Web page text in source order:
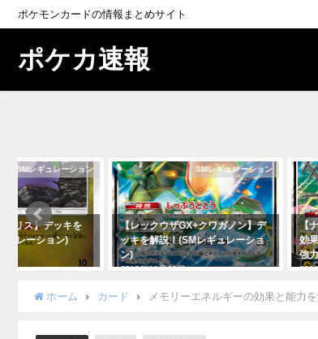
ポケモンカードの情報まとめサイト
ポケカ速報
SMレギュレーション
タリス】デッキを
ュレーション)
SMレギュレーション
【レックウザGX+クワガノン】デ
ッキを解説！(SMレギュレーショ
ン)
2018年11月29日
【
効
強
ホーム カード メモリーエネルギーの効果と能力